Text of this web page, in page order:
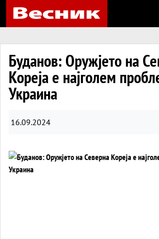
Буданов: Оружјето на
Кореја е најголем
Украина
16.09.2024